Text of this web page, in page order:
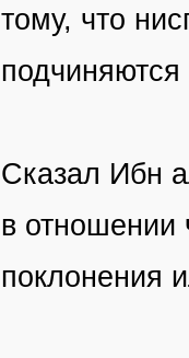
тому, что
Сказал Ибн
в отношении
поклонения